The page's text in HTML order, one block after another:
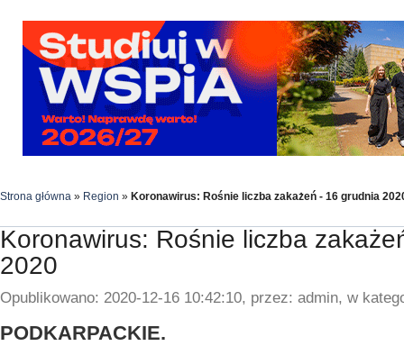
Strona główna » Region » Koronawirus: Rośnie liczba zakażeń - 16 grudnia
Koronawirus: Rośnie liczba
2020
Opublikowano: 2020-12-16 10:42:10, przez: admin, w
PODKARPACKIE.